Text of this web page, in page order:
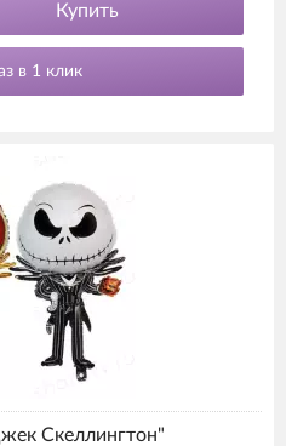
Купить
в 1 клик
Скеллингтон"